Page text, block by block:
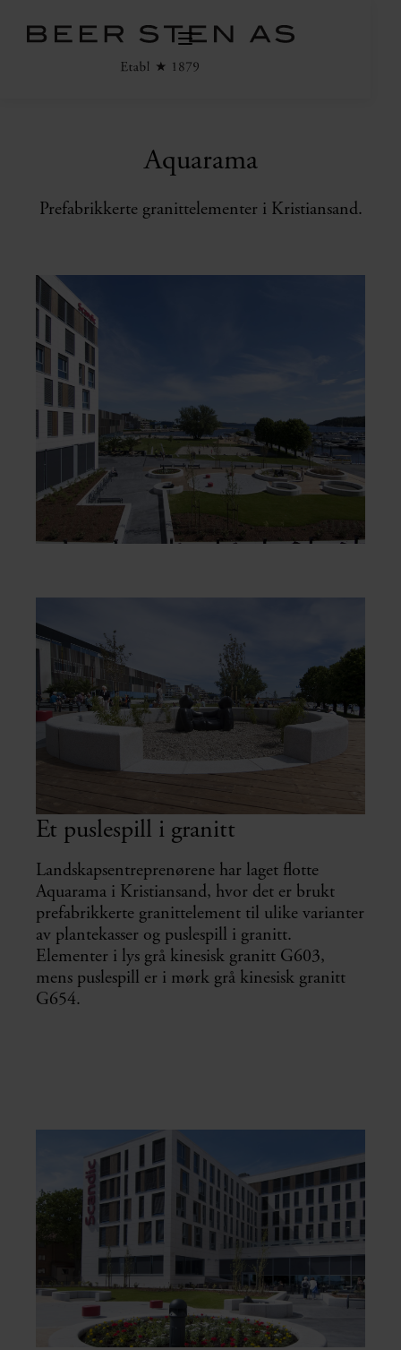
Aquarama
Prefabrikkerte granittelementer i Kristiansand.
Et puslespill i granitt
Landskapsentreprenørene har laget flotte
Aquarama i Kristiansand, hvor det er brukt
prefabrikkerte granittelement til ulike varianter
av plantekasser og puslespill i granitt.
Elementer i lys grå kinesisk granitt G603,
mens puslespill er i mørk grå kinesisk granitt
G654.